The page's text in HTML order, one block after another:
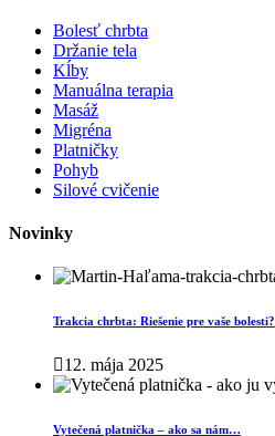
Bolesť chrbta
Držanie tela
Kĺby
Manuálna terapia
Masáž
Migréna
Platničky
Pohyb
Silové cvičenie
Novinky
Trakcia chrbta: Riešenie pre vaše bolesti?
12. mája 2025
Vytečená platnička – ako sa nám…